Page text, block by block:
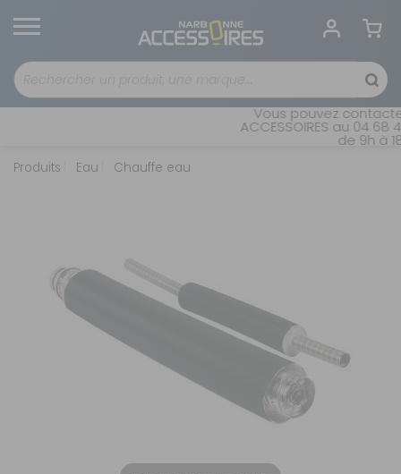
Vous pouvez contacter
ACCESSOIRES au 04 68
de 9h à
Produits Eau Chauffe eau